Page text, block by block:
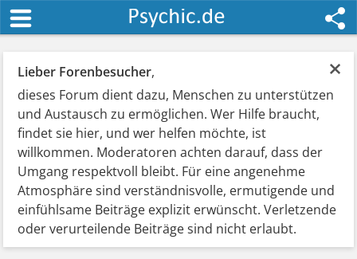
×
Lieber Forenbesucher,
dieses Forum dient dazu, Menschen zu unterstützen
und Austausch zu ermöglichen. Wer Hilfe braucht,
findet sie hier, und wer helfen möchte, ist
willkommen. Moderatoren achten darauf, dass der
Umgang respektvoll bleibt. Für eine angenehme
Atmosphäre sind verständnisvolle, ermutigende und
einfühlsame Beiträge explizit erwünscht. Verletzende
oder verurteilende Beiträge sind nicht erlaubt.